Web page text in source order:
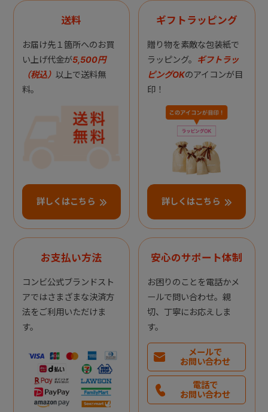
送料
お届け先１箇所へのお買
い上げ代金が5,500円
（税込） 以上で送料無
料。
詳しくはこちら
ギフトラッピング
贈り物を素敵な包装紙で
ラッピング。 ギフトラッ
ピングOKのアイコンが目
印！
詳しくはこちら
お支払い方法
コンビ公式ブランドスト
アではさまざまな決済方
法をご利用いただけま
す。
安心のサポート体制
お困りのことを電話かメ
ールで問い合わせ。親
切、丁寧にお応えしま
す。
メールで
お問い合わせ
電話で
お問い合わせ